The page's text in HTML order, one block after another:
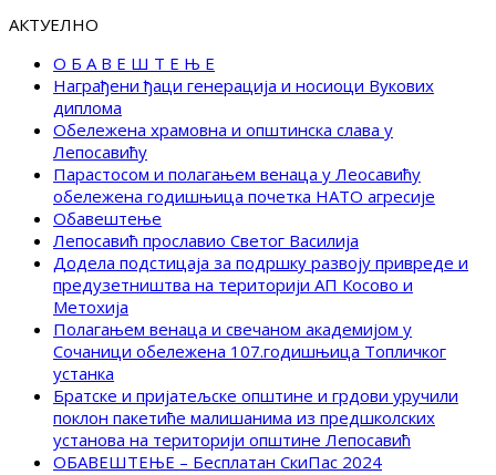
АКТУЕЛНО
О Б А В Е Ш Т Е Њ Е
Награђени ђаци генерација и носиоци Вукових
диплома
Обележена храмовна и општинска слава у
Лепосавићу
Парастосом и полагањем венаца у Леосавићу
обележена годишњица почетка НАТО агресије
Обавештење
Лепосавић прославио Светог Василија
Додела подстицаја за подршку развоју привреде и
предузетништва на територији АП Косово и
Метохија
Полагањем венаца и свечаном академијом у
Сочаници обележена 107.годишњица Топличког
устанка
Братске и пријатељске општине и грдови уручили
поклон пакетиће малишанима из предшколских
установа на територији општине Лепосавић
ОБАВЕШТЕЊЕ – Бесплатан СкиПас 2024